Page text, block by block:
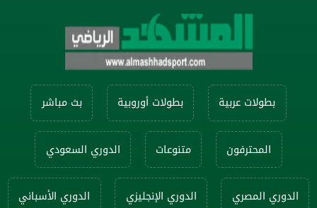
بطولات عربية بطولات أوروبية بث مباشر
المحترفون متنوعات الدوري السعودي
الدوري المصري الدوري الإنجليزي الدوري الأسباني